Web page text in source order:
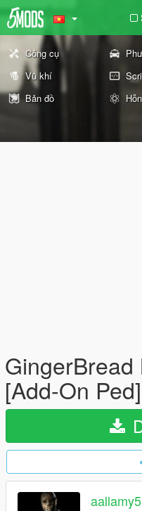
Công cụ
Vũ khí
Bản đồ
[Add-On Ped]